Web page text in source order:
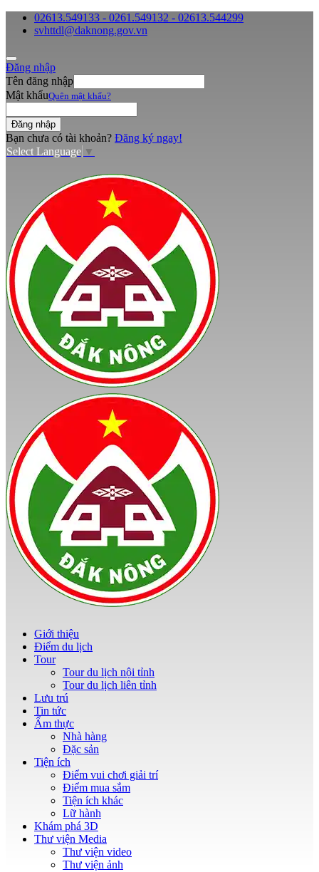
02613.549133 - 0261.549132 - 02613.544299
svhttdl@daknong.gov.vn
Đăng nhập
Tên đăng nhập
Mật khẩuQuên mật khẩu?
Bạn chưa có tài khoản? Đăng ký ngay!
Select Language ▼
Giới thiệu
Điểm du lịch
Tour
Tour du lịch nội tỉnh
Tour du lịch liên tỉnh
Lưu trú
Tin tức
Ẩm thực
Nhà hàng
Đặc sản
Tiện ích
Điểm vui chơi giải trí
Điểm mua sắm
Tiện ích khác
Lữ hành
Khám phá 3D
Thư viện Media
Thư viện video
Thư viện ảnh